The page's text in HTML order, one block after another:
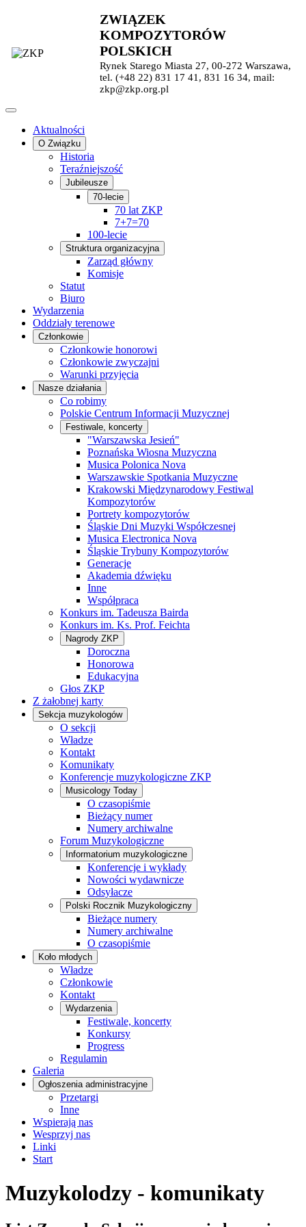
ZWIĄZEK
KOMPOZYTORÓW
POLSKICH
Rynek Starego Miasta 27, 00-272 Warszawa,
tel. (+48 22) 831 17 41, 831 16 34, mail:
zkp@zkp.org.pl
Aktualności
O Związku
Historia
Teraźniejszość
Jubileusze
70-lecie
70 lat ZKP
7+7=70
100-lecie
Struktura organizacyjna
Zarząd główny
Komisje
Statut
Biuro
Wydarzenia
Oddziały terenowe
Członkowie
Członkowie honorowi
Członkowie zwyczajni
Warunki przyjęcia
Nasze działania
Co robimy
Polskie Centrum Informacji Muzycznej
Festiwale, koncerty
"Warszawska Jesień"
Poznańska Wiosna Muzyczna
Musica Polonica Nova
Warszawskie Spotkania Muzyczne
Krakowski Międzynarodowy Festiwal
Kompozytorów
Portrety kompozytorów
Śląskie Dni Muzyki Współczesnej
Musica Electronica Nova
Śląskie Trybuny Kompozytorów
Generacje
Akademia dźwięku
Inne
Współpraca
Konkurs im. Tadeusza Bairda
Konkurs im. Ks. Prof. Feichta
Nagrody ZKP
Doroczna
Honorowa
Edukacyjna
Głos ZKP
Z żałobnej karty
Sekcja muzykologów
O sekcji
Władze
Kontakt
Komunikaty
Konferencje muzykologiczne ZKP
Musicology Today
O czasopiśmie
Bieżący numer
Numery archiwalne
Forum Muzykologiczne
Informatorium muzykologiczne
Konferencje i wykłady
Nowości wydawnicze
Odsyłacze
Polski Rocznik Muzykologiczny
Bieżące numery
Numery archiwalne
O czasopiśmie
Koło młodych
Władze
Członkowie
Kontakt
Wydarzenia
Festiwale, koncerty
Konkursy
Progress
Regulamin
Galeria
Ogłoszenia administracyjne
Przetargi
Inne
Wspierają nas
Wesprzyj nas
Linki
Start
Muzykolodzy - komunikaty